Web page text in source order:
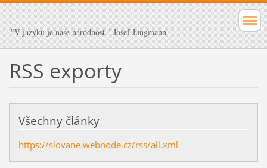
"V jazyku je naše národnost." Josef Jungmann
RSS exporty
Všechny články
https://slovane.webnode.cz/rss/all.xml